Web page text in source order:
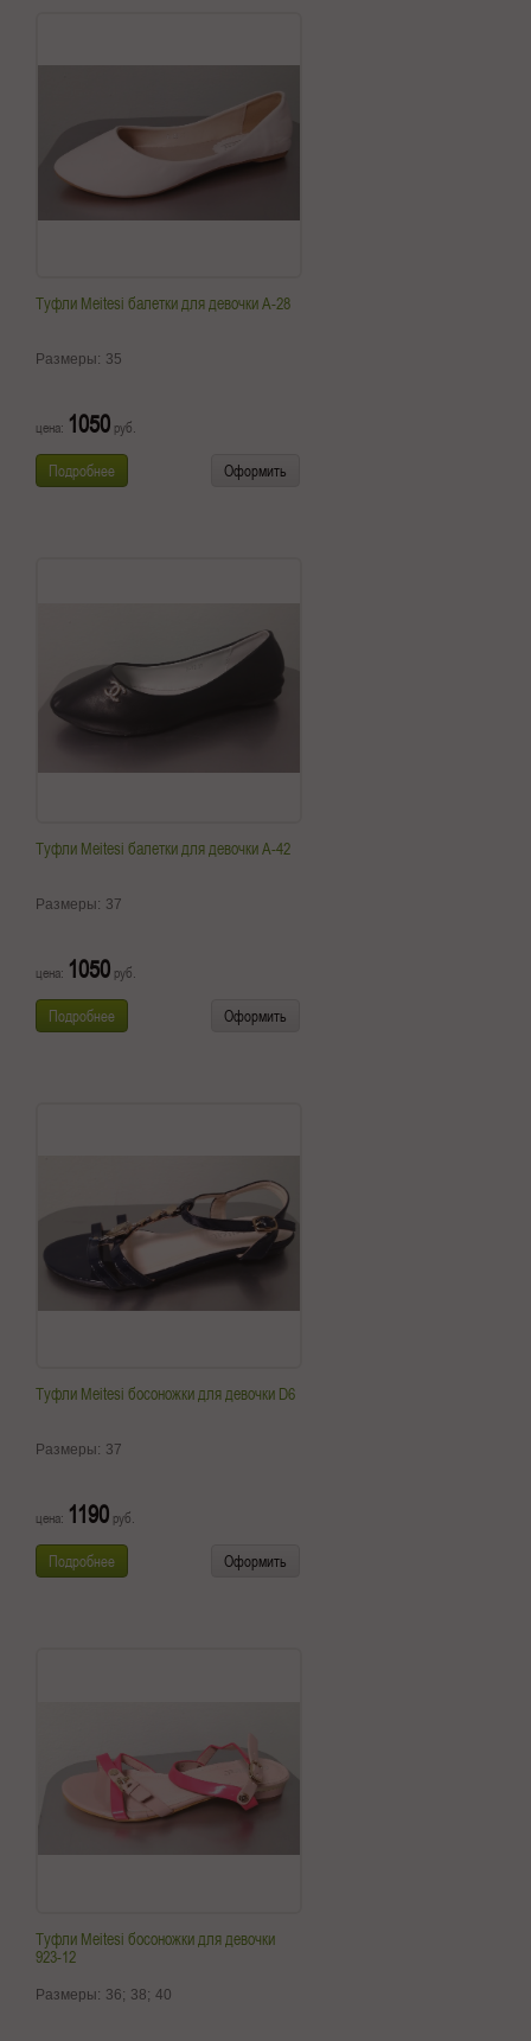
Туфли Meitesi балетки для девочки A-28
Размеры: 35
цена: 1050 руб.
Подробнее Оформить
Туфли Meitesi балетки для девочки A-42
Размеры: 37
цена: 1050 руб.
Подробнее Оформить
Туфли Meitesi босоножки для девочки D6
Размеры: 37
цена: 1190 руб.
Подробнее Оформить
Туфли Meitesi босоножки для девочки
923-12
Размеры: 36; 38; 40